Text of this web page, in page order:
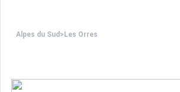
Alpes du Sud > Les Orres